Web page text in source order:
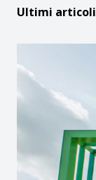
Ultimi articoli